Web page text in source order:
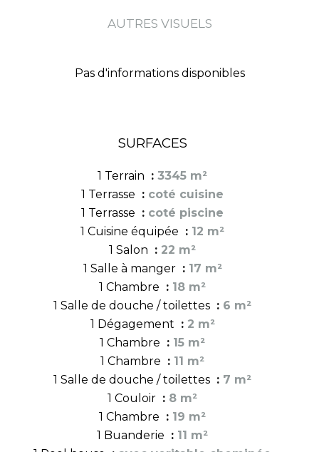
AUTRES VISUELS
Pas d'informations disponibles
SURFACES
1 Terrain
3345 m²
1 Terrasse
coté cuisine
1 Terrasse
coté piscine
1 Cuisine équipée
12 m²
1 Salon
22 m²
1 Salle à manger
17 m²
1 Chambre
18 m²
1 Salle de douche / toilettes
6 m²
1 Dégagement
2 m²
1 Chambre
15 m²
1 Chambre
11 m²
1 Salle de douche / toilettes
7 m²
1 Couloir
8 m²
1 Chambre
19 m²
1 Buanderie
11 m²